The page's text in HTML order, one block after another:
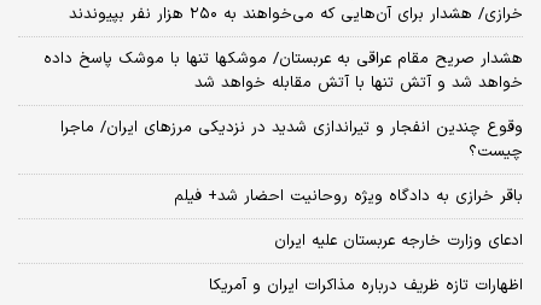
خرازی/ هشدار برای آن‌هایی که می‌خواهند به ۲۵۰ هزار نفر بپیوندند
هشدار صریح مقام عراقی به عربستان/ موشکها تنها با موشک پاسخ داده
خواهد شد و آتش تنها با آتش مقابله خواهد شد
وقوع چندین انفجار و تیراندازی شدید در نزدیکی مرز‌های ایران/ ماجرا
چیست؟
باقر خرازی به دادگاه ویژه روحانیت احضار شد+ فیلم
ادعای وزارت خارجه عربستان علیه ایران
اظهارات تازه ظریف درباره مذاکرات ایران و آمریکا